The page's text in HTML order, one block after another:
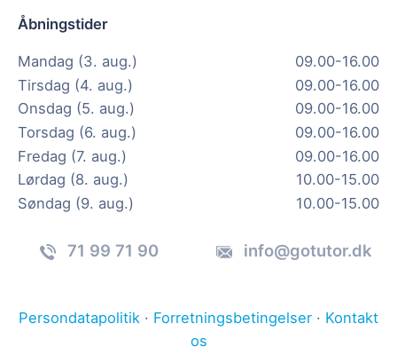
Åbningstider
Mandag (3. aug.)
09.00-16.00
Tirsdag (4. aug.)
09.00-16.00
Onsdag (5. aug.)
09.00-16.00
Torsdag (6. aug.)
09.00-16.00
Fredag (7. aug.)
09.00-16.00
Lørdag (8. aug.)
10.00-15.00
Søndag (9. aug.)
10.00-15.00
71 99 71 90 info@gotutor.dk
Persondatapolitik · Forretningsbetingelser · Kontakt
os